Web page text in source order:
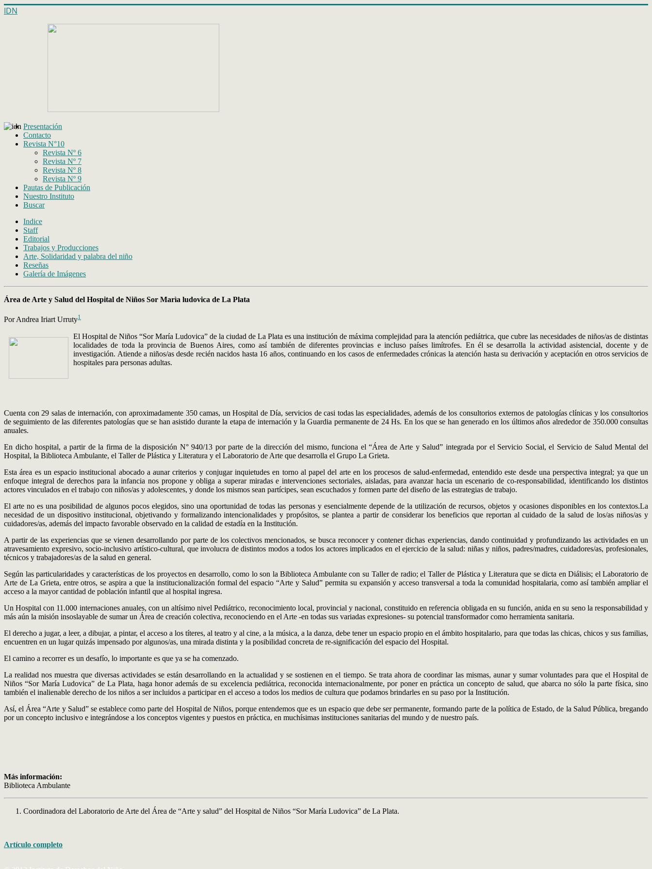
IDN
Presentación
Contacto
Revista N°10
Revista Nº 6
Revista Nº 7
Revista Nº 8
Revista Nº 9
Pautas de Publicación
Nuestro Instituto
Buscar
Indice
Staff
Editorial
Trabajos y Producciones
Arte, Solidaridad y palabra del niño
Reseñas
Galería de Imágenes
Área de Arte y Salud del Hospital de Niños Sor Marìa ludovica de La Plata
Por Andrea Iriart Urruty1
El Hospital de Niños “Sor María Ludovica” de la ciudad de La Plata es una institución de máxima complejidad para la atención pediátrica, que cubre las necesidades de niños/as de distintas
localidades de toda la provincia de Buenos Aires, como así también de diferentes provincias e incluso países limítrofes. En él se desarrolla la actividad asistencial, docente y de
investigación. Atiende a niños/as desde recién nacidos hasta 16 años, continuando en los casos de enfermedades crónicas la atención hasta su derivación y aceptación en otros servicios de
hospitales para personas adultas.
Cuenta con 29 salas de internación, con aproximadamente 350 camas, un Hospital de Día, servicios de casi todas las especialidades, además de los consultorios externos de patologías clínicas y los consultorios
de seguimiento de las diferentes patologías que se han asistido durante la etapa de internación y la Guardia permanente de 24 Hs. En los que se han generado en los últimos años alrededor de 350.000 consultas
anuales.
En dicho hospital, a partir de la firma de la disposición N° 940/13 por parte de la dirección del mismo, funciona el “Área de Arte y Salud” integrada por el Servicio Social, el Servicio de Salud Mental del
Hospital, la Biblioteca Ambulante, el Taller de Plástica y Literatura y el Laboratorio de Arte que desarrolla el Grupo La Grieta.
Esta área es un espacio institucional abocado a aunar criterios y conjugar inquietudes en torno al papel del arte en los procesos de salud-enfermedad, entendido este desde una perspectiva integral; ya que un
enfoque integral de derechos para la infancia nos propone y obliga a superar miradas e intervenciones sectoriales, aisladas, para avanzar hacia un escenario de co-responsabilidad, identificando los distintos
actores vinculados en el trabajo con niños/as y adolescentes, y donde los mismos sean partícipes, sean escuchados y formen parte del diseño de las estrategias de trabajo.
El arte no es una posibilidad de algunos pocos elegidos, sino una oportunidad de todas las personas y esencialmente depende de la utilización de recursos, objetos y ocasiones disponibles en los contextos.La
necesidad de un dispositivo institucional, objetivando y formalizando intencionalidades y propósitos, se plantea a partir de considerar los beneficios que reportan al cuidado de la salud de los/as niños/as y
cuidadores/as, además del impacto favorable observado en la calidad de estadía en la Institución.
A partir de las experiencias que se vienen desarrollando por parte de los colectivos mencionados, se busca reconocer y contener dichas experiencias, dando continuidad y profundizando las actividades en un
atravesamiento expresivo, socio-inclusivo artístico-cultural, que involucra de distintos modos a todos los actores implicados en el ejercicio de la salud: niñas y niños, padres/madres, cuidadores/as, profesionales,
técnicos y trabajadores/as de la salud en general.
Según las particularidades y características de los proyectos en desarrollo, como lo son la Biblioteca Ambulante con su Taller de radio; el Taller de Plástica y Literatura que se dicta en Diálisis; el Laboratorio de
Arte de La Grieta, entre otros, se aspira a que la institucionalización formal del espacio “Arte y Salud” permita su expansión y acceso transversal a toda la comunidad hospitalaria, como así también ampliar el
acceso a la mayor cantidad de población infantil que al hospital ingresa.
Un Hospital con 11.000 internaciones anuales, con un altísimo nivel Pediátrico, reconocimiento local, provincial y nacional, constituido en referencia obligada en su función, anida en su seno la responsabilidad y
más aún la misión insoslayable de sumar un Área de creación colectiva, reconociendo en el Arte -en todas sus variadas expresiones- su potencial transformador como herramienta sanitaria.
El derecho a jugar, a leer, a dibujar, a pintar, el acceso a los títeres, al teatro y al cine, a la música, a la danza, debe tener un espacio propio en el ámbito hospitalario, para que todas las chicas, chicos y sus familias,
encuentren en un lugar quizás impensado por algunos/as, una mirada distinta y la posibilidad concreta de re-significación del espacio del Hospital.
El camino a recorrer es un desafío, lo importante es que ya se ha comenzado.
La realidad nos muestra que diversas actividades se están desarrollando en la actualidad y se sostienen en el tiempo. Se trata ahora de coordinar las mismas, aunar y sumar voluntades para que el Hospital de
Niños “Sor María Ludovica” de La Plata, haga honor además de su excelencia pediátrica, reconocida internacionalmente, por poner en práctica un concepto de salud, que abarca no sólo la parte física, sino
también el inalienable derecho de los niños a ser incluidos a participar en el acceso a todos los medios de cultura que podamos brindarles en su paso por la Institución.
Así, el Área “Arte y Salud” se establece como parte del Hospital de Niños, porque entendemos que es un espacio que debe ser permanente, formando parte de la política de Estado, de la Salud Pública, bregando
por un concepto inclusivo e integrándose a los conceptos vigentes y puestos en práctica, en muchísimas instituciones sanitarias del mundo y de nuestro país.
Más información:
Biblioteca Ambulante
Coordinadora del Laboratorio de Arte del Área de “Arte y salud” del Hospital de Niños “Sor María Ludovica” de La Plata.
Artículo completo